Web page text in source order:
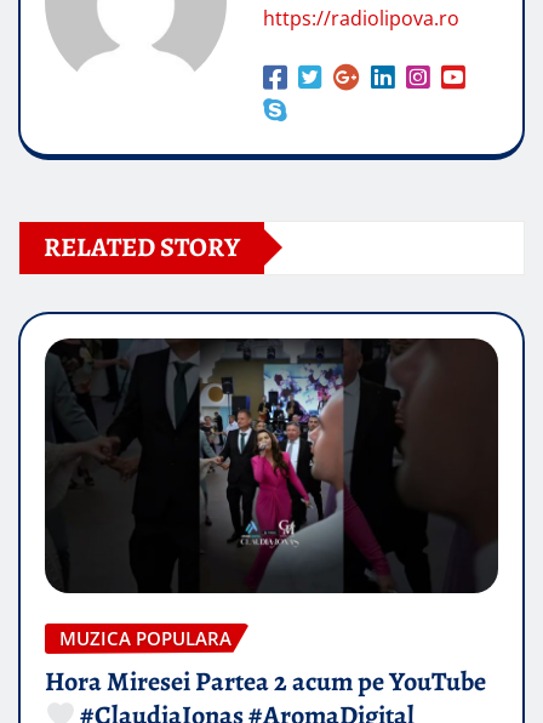
https://radiolipova.ro
RELATED STORY
MUZICA POPULARA
Hora Miresei Partea 2 acum pe YouTube